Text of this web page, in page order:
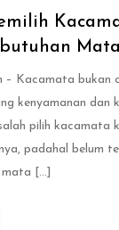
Mata
– Kacamata bukan
kenyamanan dan
pilih kacamata
padahal belum
[…]